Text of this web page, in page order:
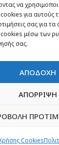
να
για
σας για
μέσω των
σας.
ΑΠΟΔΟΧΗ
ΑΠΟΡΡΙΨΗ
Cookies
από την